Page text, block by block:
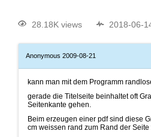
28.18K views 2018-06-
Anonymous 2009-08-21
kann man mit dem Programm
gerade die Titelseite beinhaltet oft
Seitenkante gehen.
Beim erzeugen einer pdf sind diese
cm weissen rand zum Rand der